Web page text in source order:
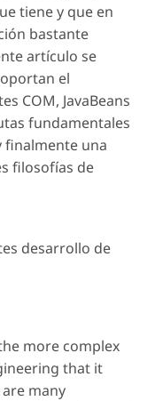
tiene y que en
bastante
artículo se
el
COM, JavaBeans
fundamentales
finalmente una
filosofías de
desarrollo de
more complex
that it
many